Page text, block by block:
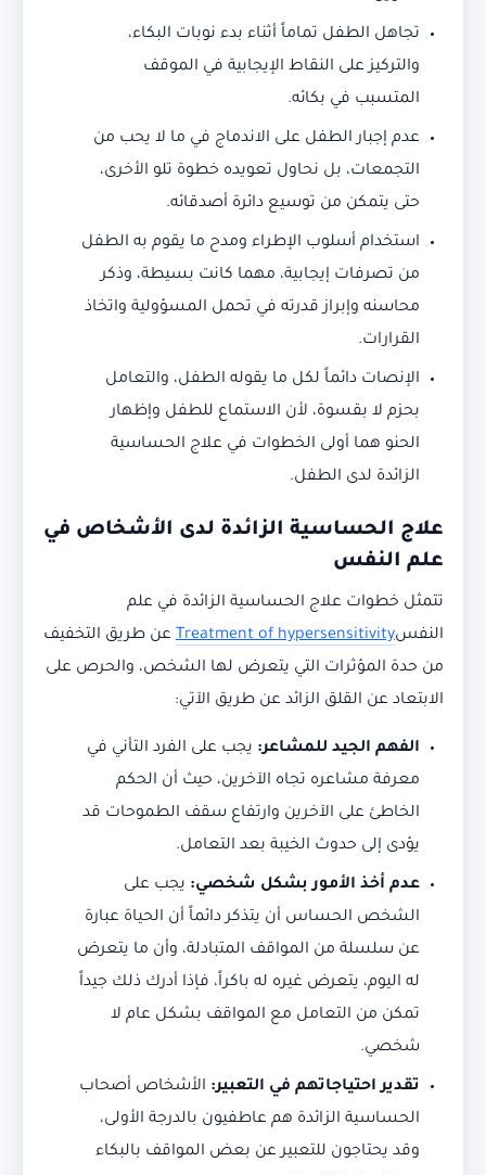
تجاهل الطفل تماماً أثناء بدء نوبات البكاء،
والتركيز على النقاط الإيجابية في الموقف
المتسبب في بكائه.
عدم إجبار الطفل على الاندماج في ما لا يحب من
التجمعات، بل نحاول تعويده خطوة تلو الأخرى،
حتى يتمكن من توسيع دائرة أصدقائه.
استخدام أسلوب الإطراء ومدح ما يقوم به الطفل
من تصرفات إيجابية، مهما كانت بسيطة، وذكر
محاسنه وإبراز قدرته في تحمل المسؤولية واتخاذ
القرارات.
الإنصات دائماً لكل ما يقوله الطفل، والتعامل
بحزم لا بقسوة، لأن الاستماع للطفل وإظهار
الحنو هما أولى الخطوات في علاج الحساسية
الزائدة لدى الطفل.
علاج الحساسية الزائدة لدى الأشخاص في
علم النفس
تتمثل خطوات علاج الحساسية الزائدة في علم
النفسTreatment of hypersensitivity عن طريق التخفيف
من حدة المؤثرات التي يتعرض لها الشخص، والحرص على
الابتعاد عن القلق الزائد عن طريق الآتي:
الفهم الجيد للمشاعر: يجب على الفرد التأني في
معرفة مشاعره تجاه الآخرين، حيث أن الحكم
الخاطئ على الآخرين وارتفاع سقف الطموحات قد
يؤدى إلى حدوث الخيبة بعد التعامل.
عدم أخذ الأمور بشكل شخصي: يجب على
الشخص الحساس أن يتذكر دائماً أن الحياة عبارة
عن سلسلة من المواقف المتبادلة، وأن ما يتعرض
له اليوم، يتعرض غيره له باكراً، فإذا أدرك ذلك جيداً
تمكن من التعامل مع المواقف بشكل عام لا
شخصي.
تقدير احتياجاتهم في التعبير: الأشخاص أصحاب
الحساسية الزائدة هم عاطفيون بالدرجة الأولى،
وقد يحتاجون للتعبير عن بعض المواقف بالبكاء